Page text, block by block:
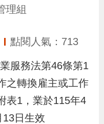
理組
點閱人氣：713
服務法第46條第1
之轉換雇主或工作
表1，業於115年4
13日生效